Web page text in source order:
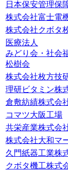
日本保安管理保
株式会社富士電
株式会社クボタ
医療法人
みどり会・社会
松樹会
株式会社枚方技
理研ビタミン株
倉敷紡績株式会
コマツ大阪工場
共栄産業株式会
株式会社大和マ
久門紙器工業株
クボタ機工株式